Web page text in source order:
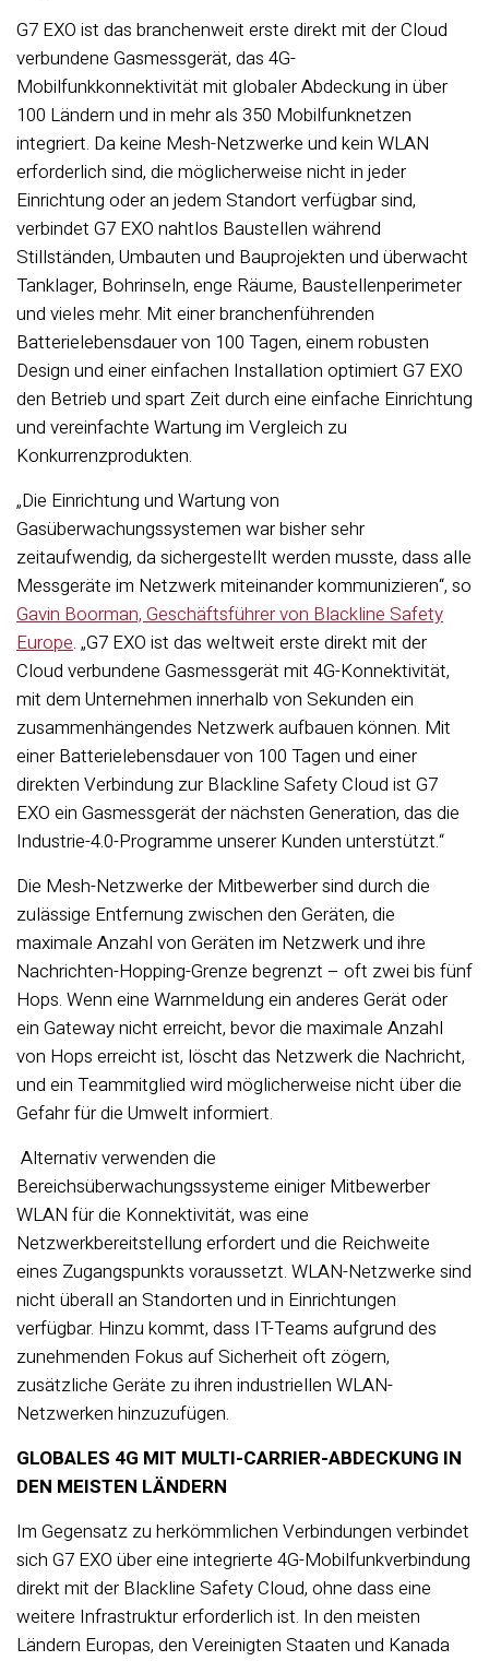
G7 EXO ist das branchenweit erste direkt mit der Cloud
verbundene Gasmessgerät, das 4G-
Mobilfunkkonnektivität mit globaler Abdeckung in über
100 Ländern und in mehr als 350 Mobilfunknetzen
integriert. Da keine Mesh-Netzwerke und kein WLAN
erforderlich sind, die möglicherweise nicht in jeder
Einrichtung oder an jedem Standort verfügbar sind,
verbindet G7 EXO nahtlos Baustellen während
Stillständen, Umbauten und Bauprojekten und überwacht
Tanklager, Bohrinseln, enge Räume, Baustellenperimeter
und vieles mehr. Mit einer branchenführenden
Batterielebensdauer von 100 Tagen, einem robusten
Design und einer einfachen Installation optimiert G7 EXO
den Betrieb und spart Zeit durch eine einfache Einrichtung
und vereinfachte Wartung im Vergleich zu
Konkurrenzprodukten.
„Die Einrichtung und Wartung von
Gasüberwachungssystemen war bisher sehr
zeitaufwendig, da sichergestellt werden musste, dass alle
Messgeräte im Netzwerk miteinander kommunizieren“, so
Gavin Boorman, Geschäftsführer von Blackline Safety
Europe. „G7 EXO ist das weltweit erste direkt mit der
Cloud verbundene Gasmessgerät mit 4G-Konnektivität,
mit dem Unternehmen innerhalb von Sekunden ein
zusammenhängendes Netzwerk aufbauen können. Mit
einer Batterielebensdauer von 100 Tagen und einer
direkten Verbindung zur Blackline Safety Cloud ist G7
EXO ein Gasmessgerät der nächsten Generation, das die
Industrie-4.0-Programme unserer Kunden unterstützt.“
Die Mesh-Netzwerke der Mitbewerber sind durch die
zulässige Entfernung zwischen den Geräten, die
maximale Anzahl von Geräten im Netzwerk und ihre
Nachrichten-Hopping-Grenze begrenzt – oft zwei bis fünf
Hops. Wenn eine Warnmeldung ein anderes Gerät oder
ein Gateway nicht erreicht, bevor die maximale Anzahl
von Hops erreicht ist, löscht das Netzwerk die Nachricht,
und ein Teammitglied wird möglicherweise nicht über die
Gefahr für die Umwelt informiert.
Alternativ verwenden die
Bereichsüberwachungssysteme einiger Mitbewerber
WLAN für die Konnektivität, was eine
Netzwerkbereitstellung erfordert und die Reichweite
eines Zugangspunkts voraussetzt. WLAN-Netzwerke sind
nicht überall an Standorten und in Einrichtungen
verfügbar. Hinzu kommt, dass IT-Teams aufgrund des
zunehmenden Fokus auf Sicherheit oft zögern,
zusätzliche Geräte zu ihren industriellen WLAN-
Netzwerken hinzuzufügen.
GLOBALES 4G MIT MULTI-CARRIER-ABDECKUNG IN
DEN MEISTEN LÄNDERN
Im Gegensatz zu herkömmlichen Verbindungen verbindet
sich G7 EXO über eine integrierte 4G-Mobilfunkverbindung
direkt mit der Blackline Safety Cloud, ohne dass eine
weitere Infrastruktur erforderlich ist. In den meisten
Ländern Europas, den Vereinigten Staaten und Kanada